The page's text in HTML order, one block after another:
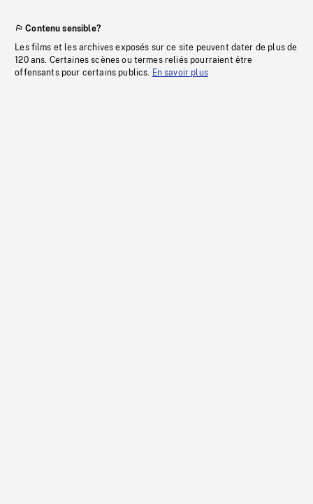
Contenu sensible?
Les films et les archives exposés sur ce site peuvent dater de plus de
120 ans. Certaines scènes ou termes reliés pourraient être
offensants pour certains publics. En savoir plus